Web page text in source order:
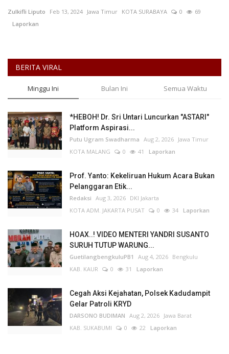
Keamanan
Cybers Event
UMKM & Ekonomi Kreatif
Pekerja Migran Indonesia
Ekonomi
Pendidikan
Informasi Journalism
Olahraga
Kesehatan
Perempuan/Anak
Zulkifli Liputo Feb 13, 2024 Jawa Timur KOTA SURABAYA 0
69
Laporkan
BERITA VIRAL
Minggu Ini Bulan Ini Semua Waktu
*HEBOH! Dr. Sri Untari Luncurkan "ASTARI"
Platform Aspirasi...
Putu Ugram Swadharma Aug 2, 2026 Jawa Timur
KOTA MALANG
0 41 Laporkan
Prof. Yanto: Kekeliruan Hukum Acara Bukan
Pelanggaran Etik...
Redaksi Aug 3, 2026 DKI Jakarta
KOTA ADM. JAKARTA PUSAT
0 34 Laporkan
HOAX..! VIDEO MENTERI YANDRI SUSANTO
SURUH TUTUP WARUNG...
GuetilangbengkuluPB1 Aug 4, 2026 Bengkulu
KAB. KAUR
0 31 Laporkan
Cegah Aksi Kejahatan, Polsek Kadudampit
Gelar Patroli KRYD
DARSONO BUDIMAN Aug 2, 2026 Jawa Barat
KAB. SUKABUMI
0 22 Laporkan